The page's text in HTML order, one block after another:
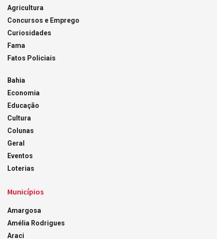
Agricultura
Concursos e Emprego
Curiosidades
Fama
Fatos Policiais
Bahia
Economia
Educação
Cultura
Colunas
Geral
Eventos
Loterias
Municípios
Amargosa
Amélia Rodrigues
Araci